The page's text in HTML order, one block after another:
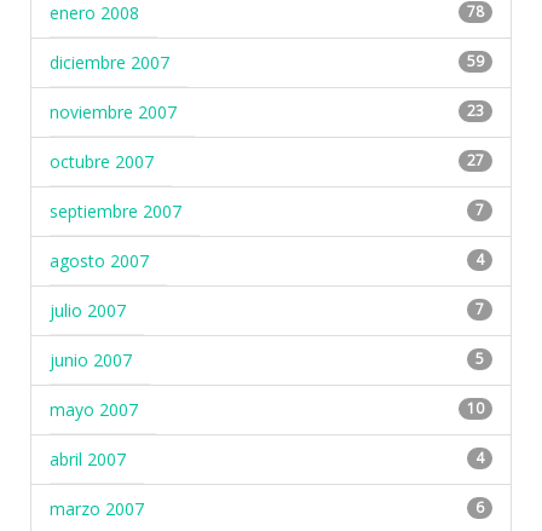
enero 2008 78
diciembre 2007 59
noviembre 2007 23
octubre 2007 27
septiembre 2007 7
agosto 2007 4
julio 2007 7
junio 2007 5
mayo 2007 10
abril 2007 4
marzo 2007 6